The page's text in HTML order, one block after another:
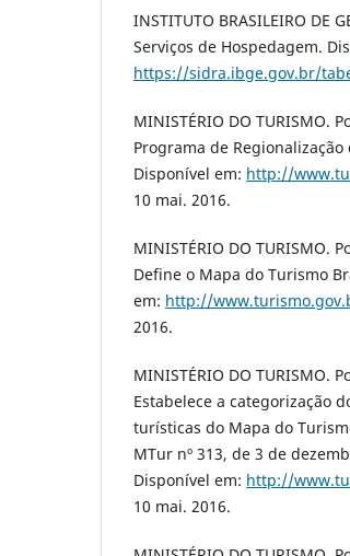
INSTITUTO BRASILEIRO DE
Serviços de Hospedagem.
https://sidra.ibge.gov.br/
MINISTÉRIO DO TURISMO.
Programa de
Disponível em: http://
10 mai. 2016.
MINISTÉRIO DO TURISMO.
Define o Mapa do Turismo
em: http://
2016.
MINISTÉRIO DO TURISMO.
Estabelece a categorização
turísticas do Mapa do
MTur nº 313, de 3 de
Disponível em: http://
10 mai. 2016.